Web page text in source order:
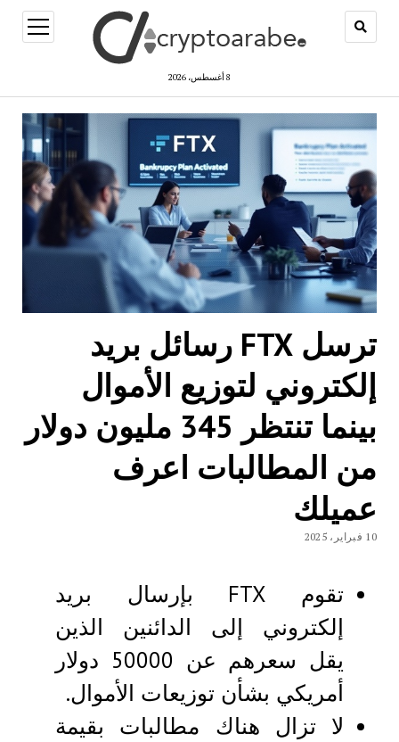
8 أغسطس، 2026
open
menu
ترسل FTX رسائل بريد
إلكتروني لتوزيع الأموال
بينما تنتظر 345 مليون دولار
من المطالبات اعرف
عميلك
10 فبراير، 2025
تقوم FTX بإرسال بريد
إلكتروني إلى الدائنين الذين
يقل سعرهم عن 50000 دولار
أمريكي بشأن توزيعات الأموال.
لا تزال هناك مطالبات بقيمة